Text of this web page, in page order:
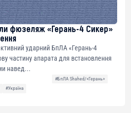
фюзеляж «Герань-4 Сикер»
ударний БпЛА «Герань-4
частину апарата для встановлення
навед...
#БпЛА Shahed/«Герань»
#Україна